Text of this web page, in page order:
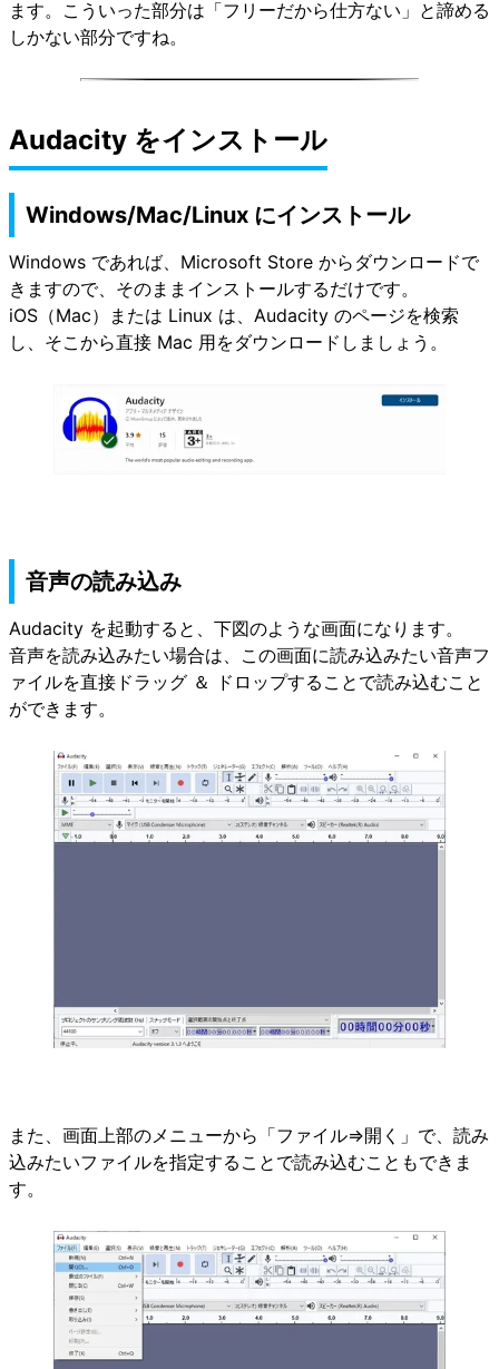
ます。こういった部分は「フリーだから仕方ない」と諦める
しかない部分ですね。
Audacity をインストール
Windows/Mac/Linux にインストール
Windows であれば、Microsoft Store からダウンロードで
きますので、そのままインストールするだけです。
iOS（Mac）または Linux は、Audacity のページを検索
し、そこから直接 Mac 用をダウンロードしましょう。
音声の読み込み
Audacity を起動すると、下図のような画面になります。
音声を読み込みたい場合は、この画面に読み込みたい音声フ
ァイルを直接ドラッグ ＆ ドロップすることで読み込むこと
ができます。
また、画面上部のメニューから「ファイル⇒開く」で、読み
込みたいファイルを指定することで読み込むこともできま
す。